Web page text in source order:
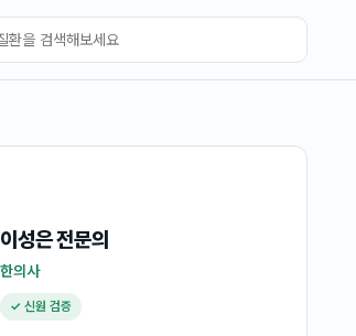
이성은전문의
한의사
✓ 신원 검증